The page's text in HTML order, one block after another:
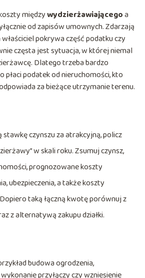
międzywydzierżawiającegoa
od zapisów umownych. Zdarzają
pokrywa część podatku czy
częsta jest sytuacja, w której niemal
Dlatego trzeba bardzo
płaci podatek od nieruchomości, kto
za bieżące utrzymanie terenu.
stawkę czynszu za atrakcyjną, policz
w skali roku. Zsumuj czynsz,
prognozowane koszty
ubezpieczenia, a także koszty
taką łączną kwotę porównuj z
z alternatywą zakupu działki.
budowa ogrodzenia,
przyłączy czy wzniesienie